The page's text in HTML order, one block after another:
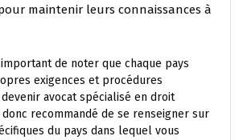
maintenir leurs connaissances à
de noter que chaque pays
exigences et procédures
avocat spécialisé en droit
recommandé de se renseigner sur
du pays dans lequel vous